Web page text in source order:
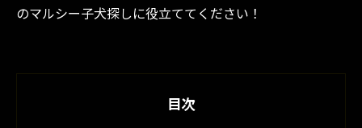
のマルシー子犬探しに役立ててください！
目次